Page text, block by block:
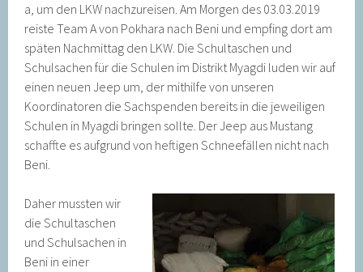
a, um den LKW nachzureisen. Am Morgen des 03.03.2019
reiste Team A von Pokhara nach Beni und empfing dort am
späten Nachmittag den LKW. Die Schultaschen und
Schulsachen für die Schulen im Distrikt Myagdi luden wir auf
einen neuen Jeep um, der mithilfe von unseren
Koordinatoren die Sachspenden bereits in die jeweiligen
Schulen in Myagdi bringen sollte. Der Jeep aus Mustang
schaffte es aufgrund von heftigen Schneefällen nicht nach
Beni.
Daher mussten wir
die Schultaschen
und Schulsachen in
Beni in einer